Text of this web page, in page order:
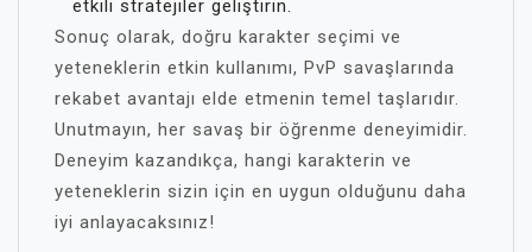
etkili stratejiler geliştirin.
Sonuç olarak, doğru karakter seçimi ve
yeteneklerin etkin kullanımı, PvP savaşlarında
rekabet avantajı elde etmenin temel taşlarıdır.
Unutmayın, her savaş bir öğrenme deneyimidir.
Deneyim kazandıkça, hangi karakterin ve
yeteneklerin sizin için en uygun olduğunu daha
iyi anlayacaksınız!